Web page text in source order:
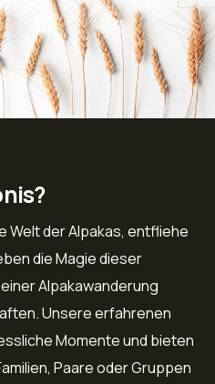
Welt der Alpakas, entfliehe
die Magie dieser
Alpakawanderung
Unsere erfahrenen
Momente und bieten
Paare oder Gruppen